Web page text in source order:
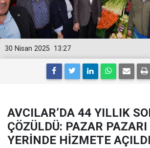
13:27
30 Nisan 2025
AVCILAR’DA 44 YILLIK
ÇÖZÜLDÜ: PAZAR
YERİNDE HİZMETE AÇILDI